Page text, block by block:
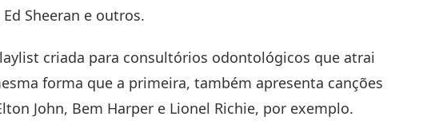
Sheeran e outros.
criada para consultórios odontológicos que atrai
forma que a primeira, também apresenta canções
John, Bem Harper e Lionel Richie, por exemplo.